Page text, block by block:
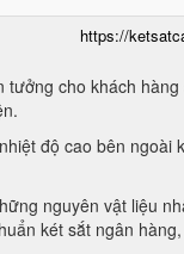
https://
cho khách
độ cao bên
nguyên vật liệu
két sắt ngân